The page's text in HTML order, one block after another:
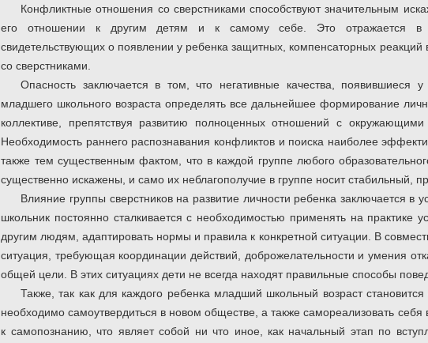
Конфликтные отношения со сверстниками способствуют значительным
его отношении к другим детям и к самому себе. Это отражается в
свидетельствующих о появлении у ребенка защитных, компенсаторных реакций
со сверстниками.
Опасность заключается в том, что негативные качества, появившиеся
младшего школьного возраста определять все дальнейшее формирование
коллективе, препятствуя развитию полноценных отношений с
Необходимость раннего распознавания конфликтов и поиска наиболее
также тем существенным фактом, что в каждой группе любого
существенно искажены, и само их неблагополучие в группе носит стабильный,
Влияние группы сверстников на развитие личности ребенка заключается
школьник постоянно сталкивается с необходимостью применять на
другим людям, адаптировать нормы и правила к конкретной ситуации. В
ситуация, требующая координации действий, доброжелательности и умения
общей цели. В этих ситуациях дети не всегда находят правильные способы
Также, так как для каждого ребенка младший школьный возраст
необходимо самоутвердиться в новом обществе, а также самореализовать
к самопознанию, что являет собой ни что иное, как начальный этап по